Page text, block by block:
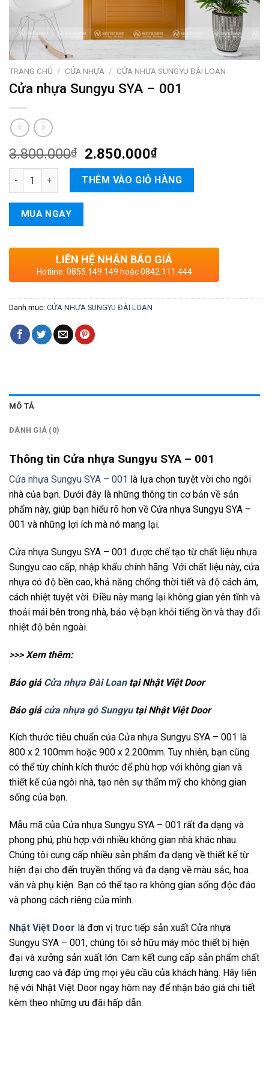
TRANG CHỦ / CỬA NHỰA / CỬA NHỰA SUNGYU ĐÀI LOAN
Cửa nhựa Sungyu SYA – 001
3.800.000₫ 2.850.000₫
Cửa nhựa Sungyu SYA - 001 số lượng
THÊM VÀO GIỎ HÀNG
MUA NGAY
LIÊN HỆ NHẬN BÁO GIÁ
Hotline: 0855.149.149 hoặc 0842.111.444
Danh mục: CỬA NHỰA SUNGYU ĐÀI LOAN
MÔ TẢ
ĐÁNH GIÁ (0)
Thông tin Cửa nhựa Sungyu SYA – 001
Cửa nhựa Sungyu SYA – 001 là lựa chọn tuyệt vời cho ngôi
nhà của bạn. Dưới đây là những thông tin cơ bản về sản
phẩm này, giúp bạn hiểu rõ hơn về Cửa nhựa Sungyu SYA –
001 và những lợi ích mà nó mang lại.
Cửa nhựa Sungyu SYA – 001 được chế tạo từ chất liệu nhựa
Sungyu cao cấp, nhập khẩu chính hãng. Với chất liệu này, cửa
nhựa có độ bền cao, khả năng chống thời tiết và độ cách âm,
cách nhiệt tuyệt vời. Điều này mang lại không gian yên tĩnh và
thoải mái bên trong nhà, bảo vệ bạn khỏi tiếng ồn và thay đổi
nhiệt độ bên ngoài.
>>> Xem thêm:
Báo giá Cửa nhựa Đài Loantại Nhật Việt Door
Báo giá cửa nhựa gỗ Sungyutại Nhật Việt Door
Kích thước tiêu chuẩn của Cửa nhựa Sungyu SYA – 001 là
800 x 2.100mm hoặc 900 x 2.200mm. Tuy nhiên, bạn cũng
có thể tùy chỉnh kích thước để phù hợp với không gian và
thiết kế của ngôi nhà, tạo nên sự thẩm mỹ cho không gian
sống của bạn.
Mẫu mã của Cửa nhựa Sungyu SYA – 001 rất đa dạng và
phong phú, phù hợp với nhiều không gian nhà khác nhau.
Chúng tôi cung cấp nhiều sản phẩm đa dạng về thiết kế từ
hiện đại cho đến truyền thống và đa dạng về màu sắc, hoa
văn và phụ kiện. Bạn có thể tạo ra không gian sống độc đáo
và phong cách riêng của mình.
Nhật Việt Door là đơn vị trực tiếp sản xuất Cửa nhựa
Sungyu SYA – 001, chúng tôi sở hữu máy móc thiết bị hiện
đại và xưởng sản xuất lớn. Cam kết cung cấp sản phẩm chất
lượng cao và đáp ứng mọi yêu cầu của khách hàng. Hãy liên
hệ với Nhật Việt Door ngay hôm nay để nhận báo giá chi tiết
kèm theo những ưu đãi hấp dẫn.